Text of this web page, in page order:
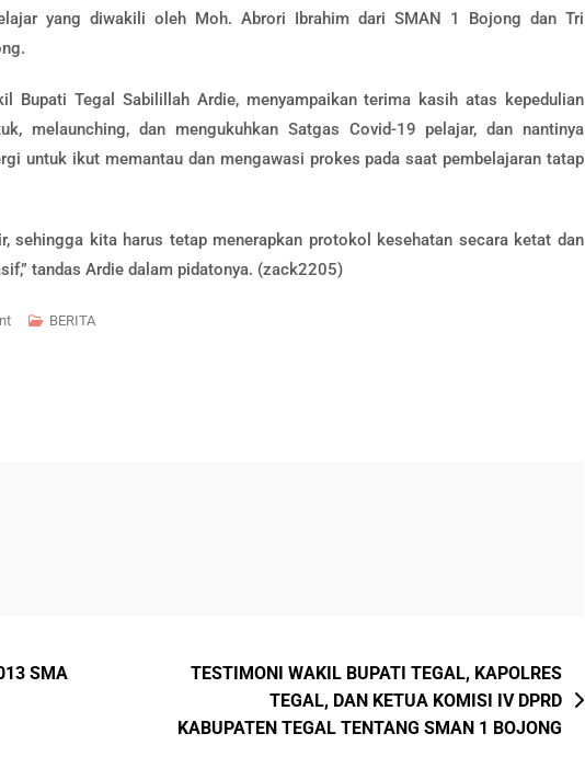
yang diwakili oleh Moh. Abrori Ibrahim dari SMAN 1 Bojong dan Tri
Bupati Tegal Sabilillah Ardie, menyampaikan terima kasih atas kepedulian
melaunching, dan mengukuhkan Satgas Covid-19 pelajar, dan nantinya
untuk ikut memantau dan mengawasi prokes pada saat pembelajaran tatap
sehingga kita harus tetap menerapkan protokol kesehatan secara ketat dan
tandas Ardie dalam pidatonya. (zack2205)
On
BERITA
SMA
TESTIMONI WAKIL BUPATI TEGAL, KAPOLRES
TEGAL, DAN KETUA KOMISI IV DPRD
KABUPATEN TEGAL TENTANG SMAN 1 BOJONG